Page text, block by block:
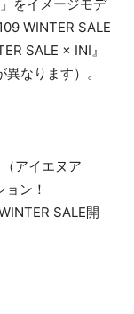
をイメージモデ
WINTER SALE
SALE × INI』
なります）。